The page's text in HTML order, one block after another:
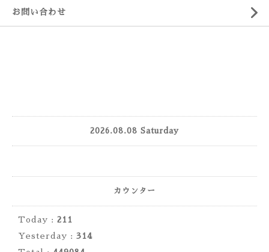
お問い合わせ
2026.08.08 Saturday
カウンター
Today : 211
Yesterday : 314